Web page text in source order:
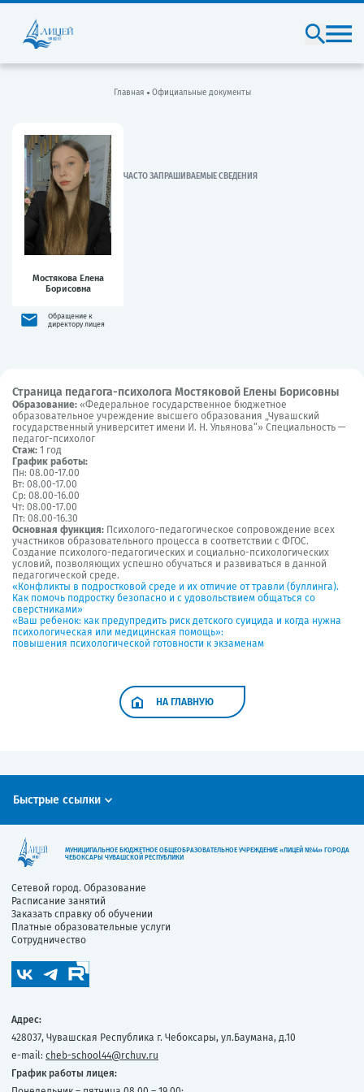
Главная Официальные документы
Мостякова Елена
Борисовна
Обращение к
директору лицея
ЧАСТО ЗАПРАШИВАЕМЫЕ СВЕДЕНИЯ
Страница педагога-психолога Мостяковой Елены Борисовны
Образование: «Федеральное государственное бюджетное
образовательное учреждение высшего образования „Чувашский
государственный университет имени И. Н. Ульянова“» Специальность —
педагог-психолог
Стаж: 1 год
График работы:
Пн: 08.00-17.00
Вт: 08.00-17.00
Ср: 08.00-16.00
Чт: 08.00-17.00
Пт: 08.00-16.30
Основная функция: Психолого-педагогическое сопровождение всех
участников образовательного процесса в соответствии с ФГОС.
Создание психолого-педагогических и социально-психологических
условий, позволяющих успешно обучаться и развиваться в данной
педагогической среде.
«Конфликты в подростковой среде и их отличие от травли (буллинга).
Как помочь подростку безопасно и с удовольствием общаться со
сверстниками»
«Ваш ребенок: как предупредить риск детского суицида и когда нужна
психологическая или медицинская помощь»:
повышения психологической готовности к экзаменам
НА ГЛАВНУЮ
Быстрые ссылки
МУНИЦИПАЛЬНОЕ БЮДЖЕТНОЕ ОБЩЕОБРАЗОВАТЕЛЬНОЕ УЧРЕЖДЕНИЕ «ЛИЦЕЙ №44» ГОРОДА
ЧЕБОКСАРЫ ЧУВАШСКОЙ РЕСПУБЛИКИ
Сетевой город. Образование
Расписание занятий
Заказать справку об обучении
Платные образовательные услуги
Сотрудничество
Адрес:
428037, Чувашская Республика г. Чебоксары, ул.Баумана, д.10
e-mail: cheb-school44@rchuv.ru
График работы лицея: